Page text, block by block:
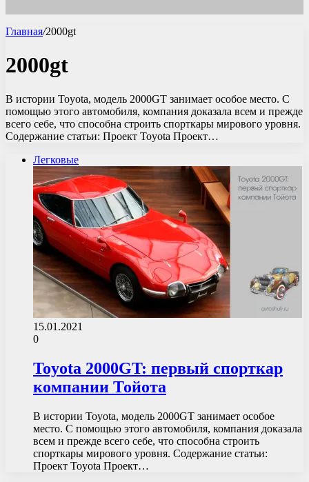
Главная/2000gt
2000gt
В истории Toyota, модель 2000GT занимает особое место. С
помощью этого автомобиля, компания доказала всем и прежде
всего себе, что способна строить спорткары мирового уровня.
Содержание статьи: Проект Toyota Проект…
Легковые
15.01.2021
0
Toyota 2000GT: первый спорткар
компании Тойота
В истории Toyota, модель 2000GT занимает особое
место. С помощью этого автомобиля, компания доказала
всем и прежде всего себе, что способна строить
спорткары мирового уровня. Содержание статьи:
Проект Toyota Проект…